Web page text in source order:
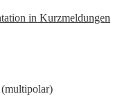
in Kurzmeldungen